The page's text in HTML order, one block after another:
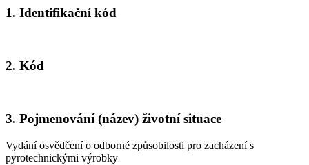
1. Identifikační kód
2. Kód
3. Pojmenování (název) životní situace
Vydání osvědčení o odborné způsobilosti pro zacházení s
pyrotechnickými výrobky